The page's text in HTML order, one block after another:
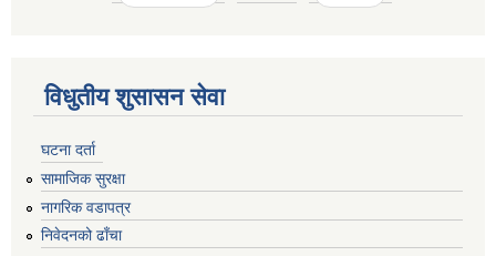
विधुतीय शुसासन सेवा
घटना दर्ता
सामाजिक सुरक्षा
नागरिक वडापत्र
निवेदनको ढाँचा